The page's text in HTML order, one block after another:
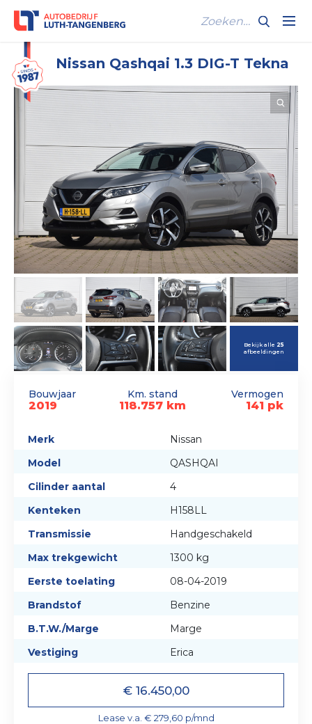
Nissan Qashqai 1.3 DIG-T Tekna
Bekijk alle 25
afbeeldingen
Bouwjaar Km. stand Vermogen
2019 118.757 km 141 pk
Merk
Nissan
Model
QASHQAI
Cilinder aantal
4
Kenteken
H158LL
Transmissie
Handgeschakeld
Max trekgewicht
1300 kg
Eerste toelating
08-04-2019
Brandstof
Benzine
B.T.W./Marge
Marge
Vestiging
Erica
€ 16.450,00
Lease v.a. € 279,60 p/mnd